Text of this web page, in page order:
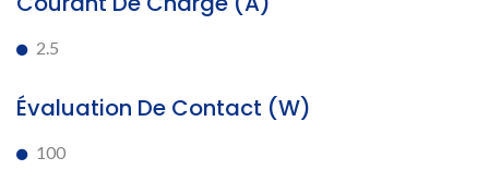
2.5
Évaluation De Contact (W)
100